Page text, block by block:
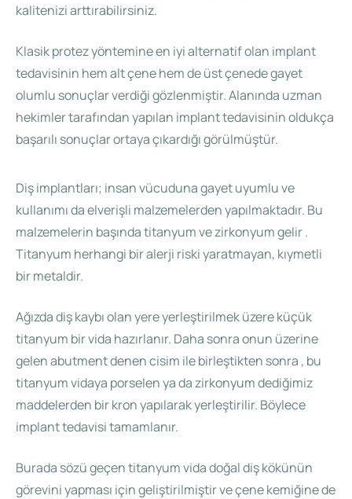
kalitenizi arttırabilirsiniz.
Klasik protez yöntemine en iyi alternatif olan implant
tedavisinin hem alt çene hem de üst çenede gayet
olumlu sonuçlar verdiği gözlenmiştir. Alanında uzman
hekimler tarafından yapılan implant tedavisinin oldukça
başarılı sonuçlar ortaya çıkardığı görülmüştür.
Diş implantları; insan vücuduna gayet uyumlu ve
kullanımı da elverişli malzemelerden yapılmaktadır. Bu
malzemelerin başında titanyum ve zirkonyum gelir .
Titanyum herhangi bir alerji riski yaratmayan, kıymetli
bir metaldir.
Ağızda diş kaybı olan yere yerleştirilmek üzere küçük
titanyum bir vida hazırlanır. Daha sonra onun üzerine
gelen abutment denen cisim ile birleştikten sonra , bu
titanyum vidaya porselen ya da zirkonyum dediğimiz
maddelerden bir kron yapılarak yerleştirilir. Böylece
implant tedavisi tamamlanır.
Burada sözü geçen titanyum vida doğal diş kökünün
görevini yapması için geliştirilmiştir ve çene kemiğine de